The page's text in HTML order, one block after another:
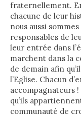
fraternellement.
chacune de leur
nous aussi
responsables de
leur entrée dans
marchent dans la
de demain afin
l’Eglise. Chacun
accompagnateurs
qu’ils
communauté de